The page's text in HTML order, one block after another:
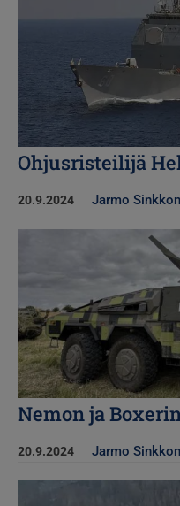
Ohjusristeilijä
20.9.2024 Jarmo
Nemon ja
20.9.2024 Jarmo